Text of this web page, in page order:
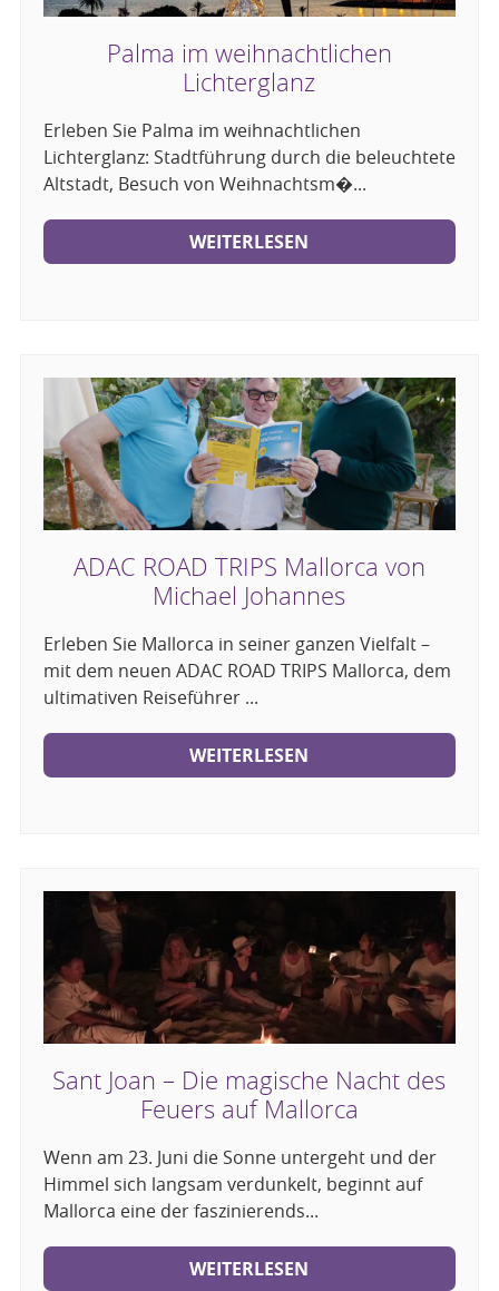
Palma im weihnachtlichen
Lichterglanz
Erleben Sie Palma im weihnachtlichen
Lichterglanz: Stadtführung durch die beleuchtete
Altstadt, Besuch von Weihnachtsm�...
WEITERLESEN
ADAC ROAD TRIPS Mallorca von
Michael Johannes
Erleben Sie Mallorca in seiner ganzen Vielfalt –
mit dem neuen ADAC ROAD TRIPS Mallorca, dem
ultimativen Reiseführer ...
WEITERLESEN
Sant Joan – Die magische Nacht des
Feuers auf Mallorca
Wenn am 23. Juni die Sonne untergeht und der
Himmel sich langsam verdunkelt, beginnt auf
Mallorca eine der faszinierends...
WEITERLESEN